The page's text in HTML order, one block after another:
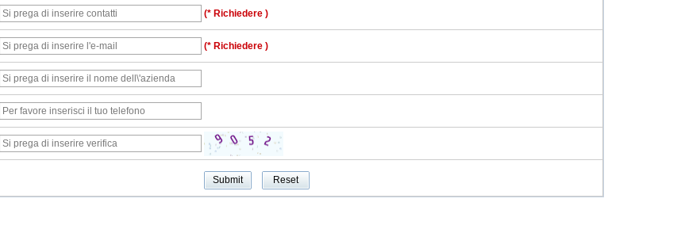
(* Richiedere )
(* Richiedere )